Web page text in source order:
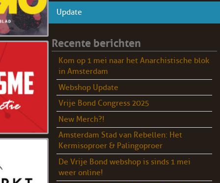
Update
Recente berichten
Kom op 1 mei naar het Anarchistische blok
in Amsterdam
Webshop Update
Vrije Bond Congress 2025
New Merch?!
Amsterdam Stad van Rebellen: Het
Kermisoproer & Palingoproer
De Vrije Bond webshop is sinds 1 mei
weer online!